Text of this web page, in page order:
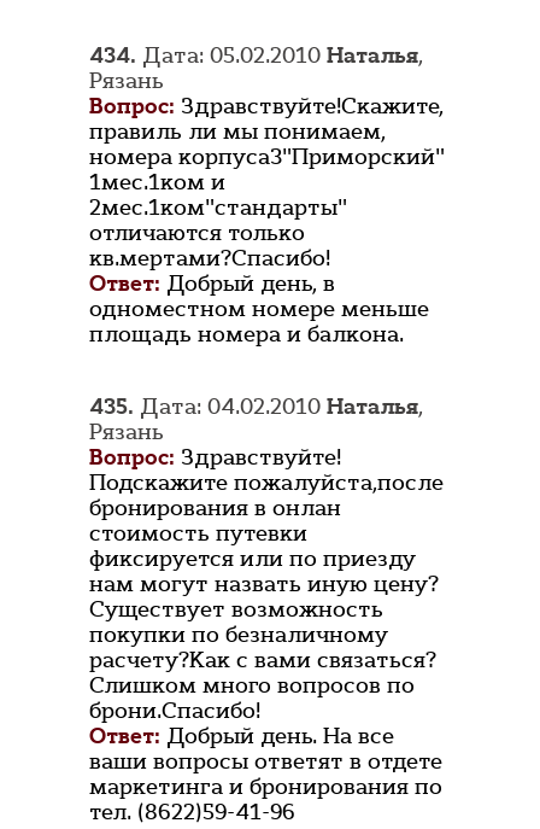
434. Дата: 05.02.2010 Наталья,
Рязань
Вопрос: Здравствуйте!Скажите,
правиль ли мы понимаем,
номера корпуса3"Приморский"
1мес.1ком и
2мес.1ком"стандарты"
отличаются только
кв.мертами?Спасибо!
Ответ: Добрый день, в
одноместном номере меньше
площадь номера и балкона.
435. Дата: 04.02.2010 Наталья,
Рязань
Вопрос: Здравствуйте!
Подскажите пожалуйста,после
бронирования в онлан
стоимость путевки
фиксируется или по приезду
нам могут назвать иную цену?
Существует возможность
покупки по безналичному
расчету?Как с вами связаться?
Слишком много вопросов по
брони.Спасибо!
Ответ: Добрый день. На все
ваши вопросы ответят в отдете
маркетинга и бронирования по
тел. (8622)59-41-96